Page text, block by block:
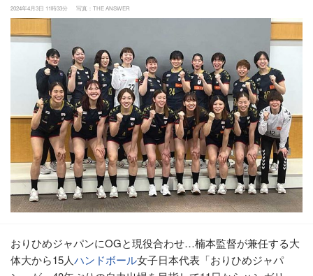
2024年4月3日 11時33分 写真：THE ANSWER
おりひめジャパンにOGと現役合わせ…楠本監督が兼任する大
体大から15人ハンドボール女子日本代表「おりひめジャパ